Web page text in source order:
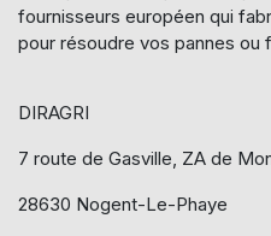
fournisseurs européen qui​
pour résoudre vos pannes ou
DIRAGRI
7 route de Gasville, ZA de
28630 Nogent-Le-Phaye